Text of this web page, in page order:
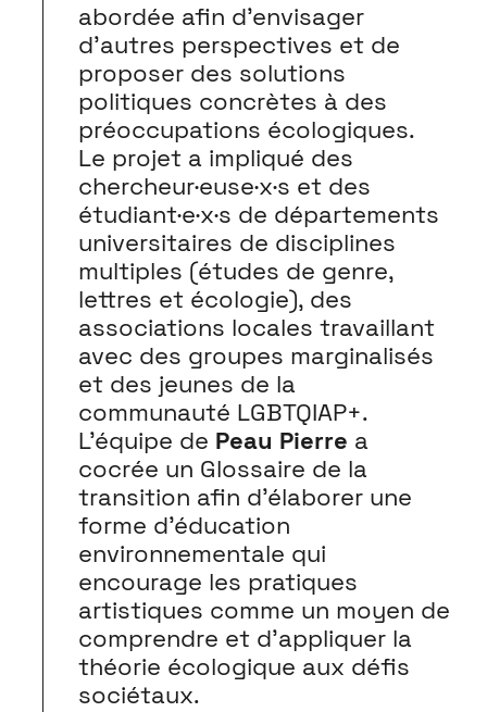
abordée afin d’envisager
d’autres perspectives et de
proposer des solutions
politiques concrètes à des
préoccupations écologiques.
Le projet a impliqué des
chercheur·euse·x·s et des
étudiant·e·x·s de départements
universitaires de disciplines
multiples (études de genre,
lettres et écologie), des
associations locales travaillant
avec des groupes marginalisés
et des jeunes de la
communauté LGBTQIAP+.
L’équipe de Peau Pierre a
cocrée un Glossaire de la
transition afin d’élaborer une
forme d’éducation
environnementale qui
encourage les pratiques
artistiques comme un moyen de
comprendre et d’appliquer la
théorie écologique aux défis
sociétaux.